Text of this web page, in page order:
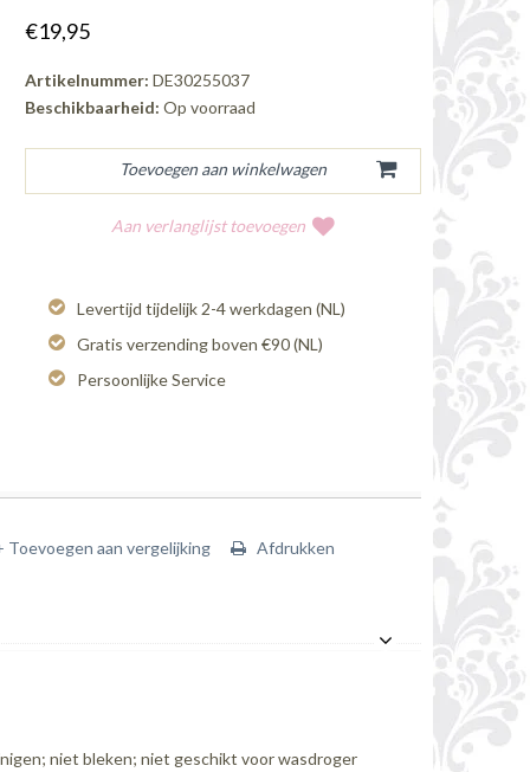
€19,95
Artikelnummer: DE30255037
Beschikbaarheid: Op voorraad
Aan verlanglijst toevoegen
Levertijd tijdelijk 2-4 werkdagen (NL)
Gratis verzending boven €90 (NL)
Persoonlijke Service
Toevoegen aan vergelijking Afdrukken
niet bleken; niet geschikt voor wasdroger